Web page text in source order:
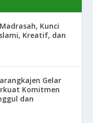
Kunci
Kreatif, dan
Gelar
Komitmen
dan